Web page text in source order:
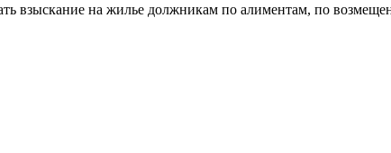
взыскание на жилье должникам по алиментам, по